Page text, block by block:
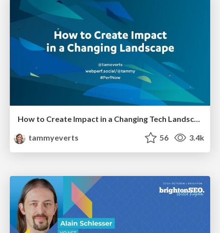
How to Create Impact in a Changing Tech Landscape [PerfNow 2023]
tammyeverts
56 3.4k